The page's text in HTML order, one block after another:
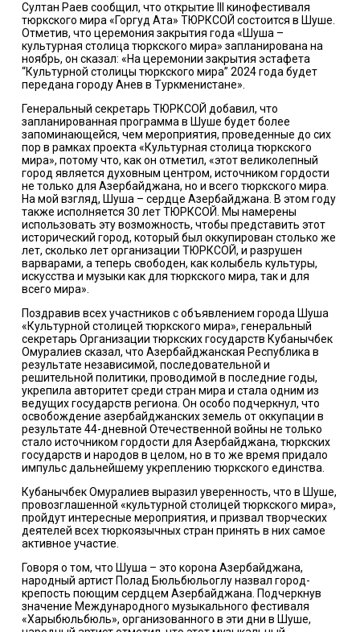
Султан Раев сообщил, что открытие III кинофестиваля
тюркского мира «Горгуд Ата» ТЮРКСОЙ состоится в Шуше.
Отметив, что церемония закрытия года «Шуша –
культурная столица тюркского мира» запланирована на
ноябрь, он сказал: «На церемонии закрытия эстафета
“Культурной столицы тюркского мира” 2024 года будет
передана городу Анев в Туркменистане».
Генеральный секретарь ТЮРКСОЙ добавил, что
запланированная программа в Шуше будет более
запоминающейся, чем мероприятия, проведенные до сих
пор в рамках проекта «Культурная столица тюркского
мира», потому что, как он отметил, «этот великолепный
город является духовным центром, источником гордости
не только для Азербайджана, но и всего тюркского мира.
На мой взгляд, Шуша – сердце Азербайджана. В этом году
также исполняется 30 лет ТЮРКСОЙ. Мы намерены
использовать эту возможность, чтобы представить этот
исторический город, который был оккупирован столько же
лет, сколько лет организации ТЮРКСОЙ, и разрушен
варварами, а теперь свободен, как колыбель культуры,
искусства и музыки как для тюркского мира, так и для
всего мира».
Поздравив всех участников с объявлением города Шуша
«Культурной столицей тюркского мира», генеральный
секретарь Организации тюркских государств Кубанычбек
Омуралиев сказал, что Азербайджанская Республика в
результате независимой, последовательной и
решительной политики, проводимой в последние годы,
укрепила авторитет среди стран мира и стала одним из
ведущих государств региона. Он особо подчеркнул, что
освобождение азербайджанских земель от оккупации в
результате 44-дневной Отечественной войны не только
стало источником гордости для Азербайджана, тюркских
государств и народов в целом, но в то же время придало
импульс дальнейшему укреплению тюркского единства.
Кубанычбек Омуралиев выразил уверенность, что в Шуше,
провозглашенной «культурной столицей тюркского мира»,
пройдут интересные мероприятия, и призвал творческих
деятелей всех тюркоязычных стран принять в них самое
активное участие.
Говоря о том, что Шуша – это корона Азербайджана,
народный артист Полад Бюльбюльоглу назвал город-
крепость поющим сердцем Азербайджана. Подчеркнув
значение Международного музыкального фестиваля
«Харыбюльбюль», организованного в эти дни в Шуше,